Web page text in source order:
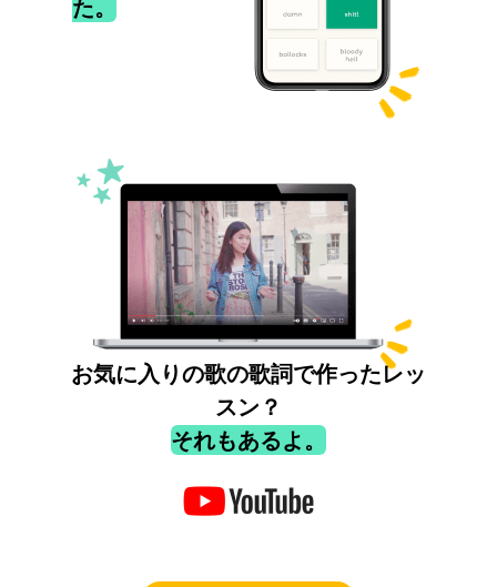
た。
お気に入りの歌の歌詞で作ったレッ
スン？
それもあるよ。